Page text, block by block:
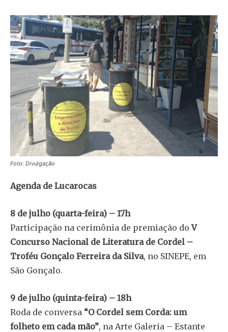
Foto: Divulgação
Agenda de Lucarocas
8 de julho (quarta-feira) – 17h
Participação na cerimônia de premiação doV
Concurso Nacional de Literatura de Cordel –
Troféu Gonçalo Ferreira da Silva, no SINEPE, em
São Gonçalo.
9 de julho (quinta-feira) – 18h
Roda de conversa “O Cordel sem Corda: um
folheto em cada mão”, na Arte Galeria – Estante